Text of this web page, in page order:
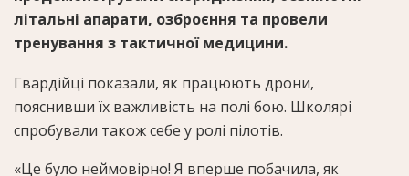
літальні апарати, озброєння та провели
тренування з тактичної медицини.
Гвардійці показали, як працюють дрони,
пояснивши їх важливість на полі бою. Школярі
спробували також себе у ролі пілотів.
«Це було неймовірно! Я вперше побачила, як